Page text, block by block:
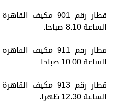
قطار رقم 901 مكيف
الساعة 8.10 صباحا.
قطار رقم 911 مكيف
الساعة 10.00 صباحا.
قطار رقم 913 مكيف
الساعة 12.30 ظهرا.